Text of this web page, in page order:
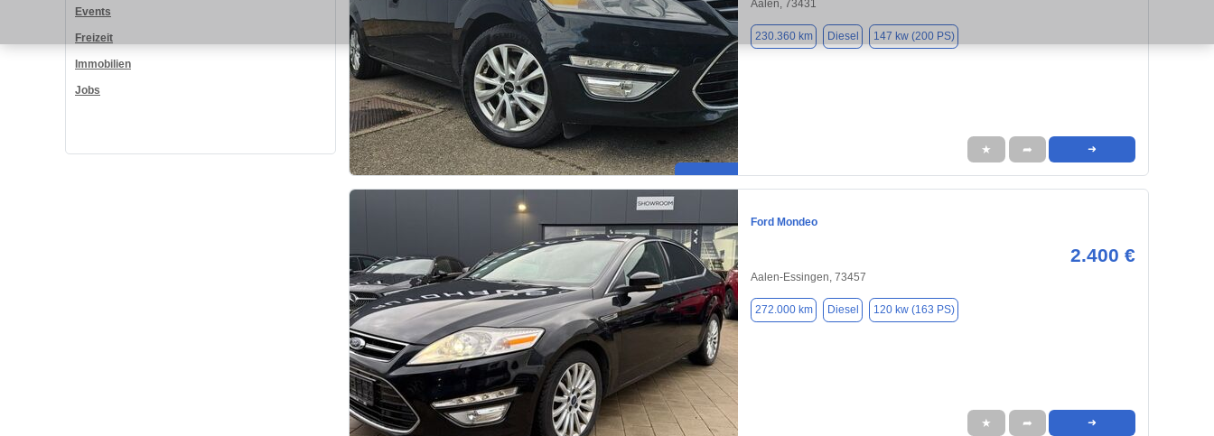
Events
Freizeit
Immobilien
Jobs
Aalen, 73431
230.360 km Diesel 147 kw (200 PS)
★ ➦ ➜
Ford Mondeo
2.400 €
Aalen-Essingen, 73457
272.000 km Diesel 120 kw (163 PS)
★ ➦ ➜